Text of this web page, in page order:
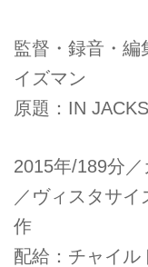
監督・録音・編
イズマン
原題：IN
2015年/189分
／ヴィスタサ
作
配給：チャイル